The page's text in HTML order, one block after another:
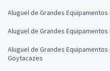
Aluguel de Grandes
Aluguel de Grandes
Aluguel de Grandes
Goytacazes